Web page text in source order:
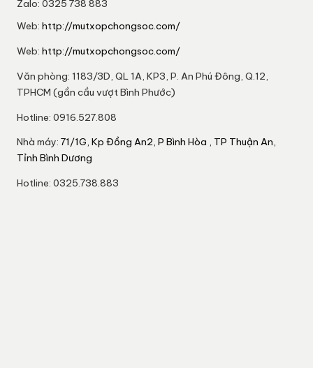
Zalo: 0325 738 883
Web: http://mutxopchongsoc.com/
Web: http://mutxopchongsoc.com/
Văn phòng: 1183/3D, QL 1A, KP3, P. An Phú Đông, Q.12,
TPHCM (gần cầu vượt Bình Phước)
Hotline: 0916.527.808
Nhà máy: 71/1G, Kp Đồng An2, P Bình Hòa , TP Thuận An,
Tỉnh Bình Dương
Hotline: 0325.738.883